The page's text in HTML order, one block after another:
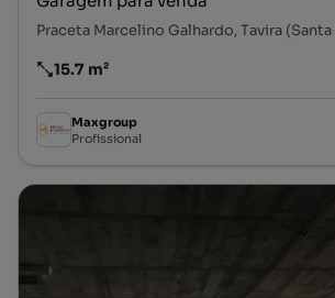
Preço por metro quadrado
15.7 m²
Maxgroup
Profissional